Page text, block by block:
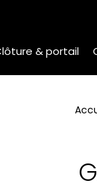
& portail